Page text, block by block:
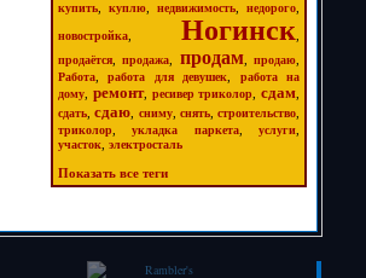
купить куплю недвижимость недорого
новостройка Ногинск
продаётся ,продажа продам,продаю
Работа ,работа для девушек
работа на
дому
ремонт, ресивер триколор сдам
сдать ,сдаю сниму, снять, строительство
триколор ,укладка паркета,услуги
участок электросталь
Показать все теги